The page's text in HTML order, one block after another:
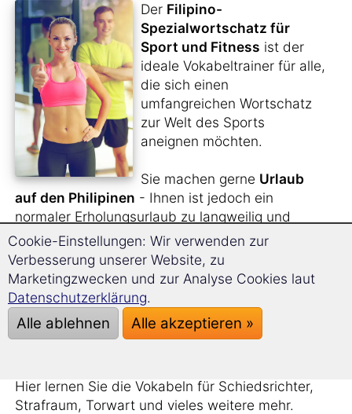
Der Filipino-
Spezialwortschatz für
Sport und Fitness ist der
ideale Vokabeltrainer für alle,
die sich einen
umfangreichen Wortschatz
zur Welt des Sports
aneignen möchten.
Sie machen gerne Urlaub
auf den Philipinen - Ihnen ist jedoch ein
normaler Erholungsurlaub zu langweilig und
legen vielmehr Wert auf einesportliche
Betätigung?
Oder möchten Sie die Sportnachrichtenauf
Filipino verfolgen?
Sie sind begnadeterFußball-Fanund möchten
Hier lernen Sie die Vokabeln für Schiedsrichter,
Strafraum, Torwart und vieles weitere mehr.
Cookie-Einstellungen: Wir verwenden zur
Verbesserung unserer Website, zu
Marketingzwecken und zur Analyse Cookies laut
Datenschutzerklärung.
Alle ablehnen Alle akzeptieren »